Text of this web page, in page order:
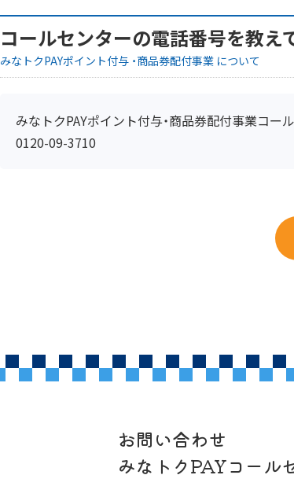
コールセンターの電話番号を教え
みなトクPAYポイント付与 ・商品券配付事業 について
みなトクPAYポイント付与・商品券配付事業コー
0120-09-3710
お問い合わせ
みなトクPAYコール